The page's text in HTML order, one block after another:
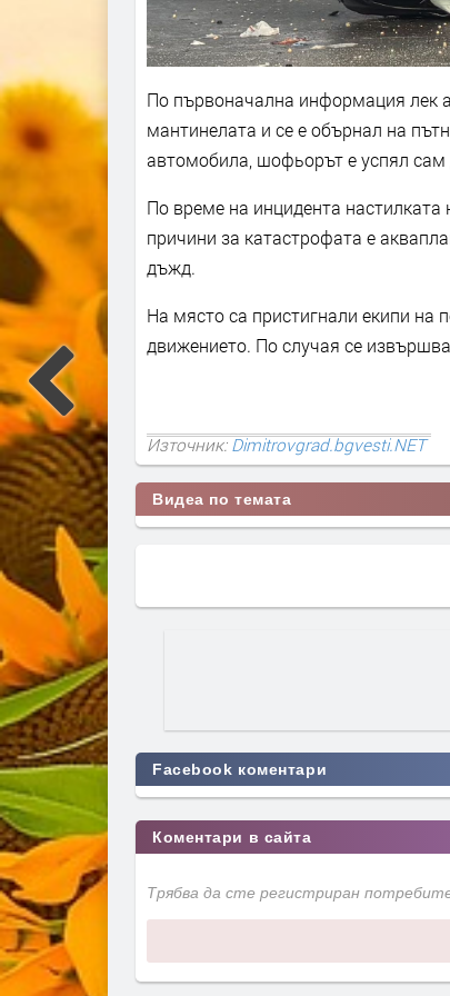
По първоначална информация лек
мантинелата и се е обърнал на
автомобила, шофьорът е успял сам
По време на инцидента
причини за катастрофата е
дъжд.
На място са пристигнали екипи на
движението. По случая се
Източник: Dimitrovgrad.bgvesti.NET
Видеа по темата
Facebook коментари
Коментари в сайта
Трябва да сте регистриран